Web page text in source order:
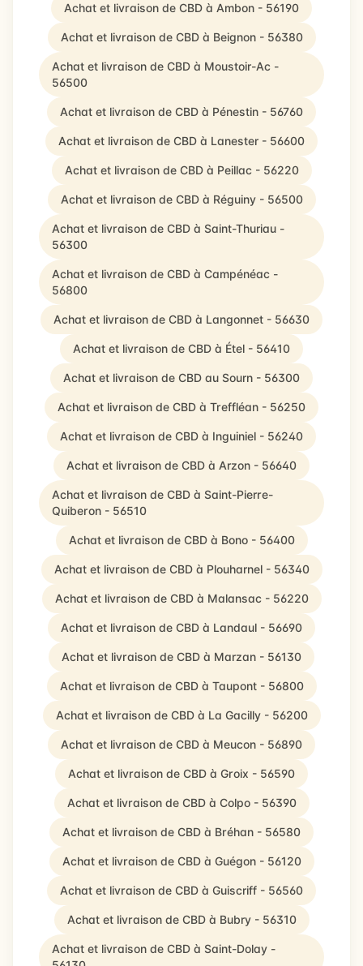
Achat et livraison de CBD à Ambon - 56190
Achat et livraison de CBD à Beignon - 56380
Achat et livraison de CBD à Moustoir-Ac -
56500
Achat et livraison de CBD à Pénestin - 56760
Achat et livraison de CBD à Lanester - 56600
Achat et livraison de CBD à Peillac - 56220
Achat et livraison de CBD à Réguiny - 56500
Achat et livraison de CBD à Saint-Thuriau -
56300
Achat et livraison de CBD à Campénéac -
56800
Achat et livraison de CBD à Langonnet - 56630
Achat et livraison de CBD à Étel - 56410
Achat et livraison de CBD au Sourn - 56300
Achat et livraison de CBD à Treffléan - 56250
Achat et livraison de CBD à Inguiniel - 56240
Achat et livraison de CBD à Arzon - 56640
Achat et livraison de CBD à Saint-Pierre-
Quiberon - 56510
Achat et livraison de CBD à Bono - 56400
Achat et livraison de CBD à Plouharnel - 56340
Achat et livraison de CBD à Malansac - 56220
Achat et livraison de CBD à Landaul - 56690
Achat et livraison de CBD à Marzan - 56130
Achat et livraison de CBD à Taupont - 56800
Achat et livraison de CBD à La Gacilly - 56200
Achat et livraison de CBD à Meucon - 56890
Achat et livraison de CBD à Groix - 56590
Achat et livraison de CBD à Colpo - 56390
Achat et livraison de CBD à Bréhan - 56580
Achat et livraison de CBD à Guégon - 56120
Achat et livraison de CBD à Guiscriff - 56560
Achat et livraison de CBD à Bubry - 56310
Achat et livraison de CBD à Saint-Dolay -